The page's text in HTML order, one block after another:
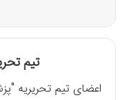
تیم
اعضای تیم تحریریه